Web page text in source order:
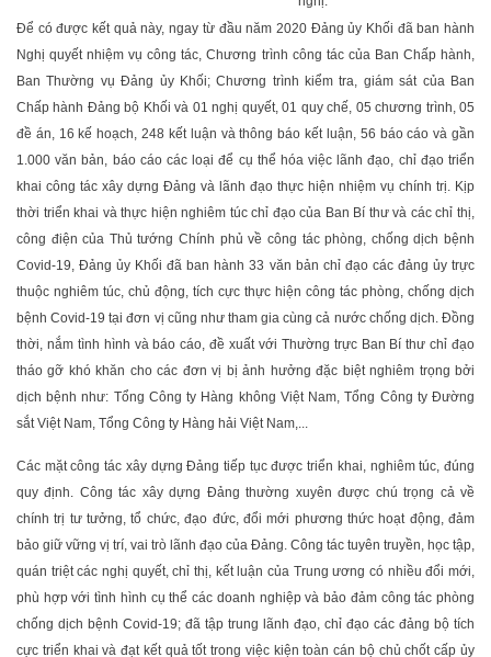
Để có được kết quả này, ngay từ đầu năm 2020 Đảng ủy Khối đã ban hành
Nghị quyết nhiệm vụ công tác, Chương trình công tác của Ban Chấp hành,
Ban Thường vụ Đảng ủy Khối; Chương trình kiểm tra, giám sát của Ban
Chấp hành Đảng bộ Khối và 01 nghị quyết, 01 quy chế, 05 chương trình, 05
đề án, 16 kế hoạch, 248 kết luận và thông báo kết luận, 56 báo cáo và gần
1.000 văn bản, báo cáo các loại để cụ thể hóa việc lãnh đạo, chỉ đạo triển
khai công tác xây dựng Đảng và lãnh đạo thực hiện nhiệm vụ chính trị. Kịp
thời triển khai và thực hiện nghiêm túc chỉ đạo của Ban Bí thư và các chỉ thị,
công điện của Thủ tướng Chính phủ về công tác phòng, chống dịch bệnh
Covid-19, Đảng ủy Khối đã ban hành 33 văn bản chỉ đạo các đảng ủy trực
thuộc nghiêm túc, chủ động, tích cực thực hiện công tác phòng, chống dịch
bệnh Covid-19 tại đơn vị cũng như tham gia cùng cả nước chống dịch. Đồng
thời, nắm tình hình và báo cáo, đề xuất với Thường trực Ban Bí thư chỉ đạo
tháo gỡ khó khăn cho các đơn vị bị ảnh hưởng đặc biệt nghiêm trọng bởi
dịch bệnh như: Tổng Công ty Hàng không Việt Nam, Tổng Công ty Đường
sắt Việt Nam, Tổng Công ty Hàng hải Việt Nam,...
Các mặt công tác xây dựng Đảng tiếp tục được triển khai, nghiêm túc, đúng
quy định. Công tác xây dựng Đảng thường xuyên được chú trọng cả về
chính trị tư tưởng, tổ chức, đạo đức, đổi mới phương thức hoạt động, đảm
bảo giữ vững vị trí, vai trò lãnh đạo của Đảng. Công tác tuyên truyền, học tập,
quán triệt các nghị quyết, chỉ thị, kết luận của Trung ương có nhiều đổi mới,
phù hợp với tình hình cụ thể các doanh nghiệp và bảo đảm công tác phòng
chống dịch bệnh Covid-19; đã tập trung lãnh đạo, chỉ đạo các đảng bộ tích
cực triển khai và đạt kết quả tốt trong việc kiện toàn cán bộ chủ chốt cấp ủy